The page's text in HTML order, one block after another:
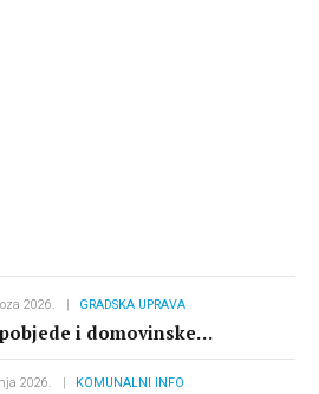
2026. GRADSKA UPRAVA
i domovinske
i Dan hrvatskih branitelja
2026. KOMUNALNI INFO